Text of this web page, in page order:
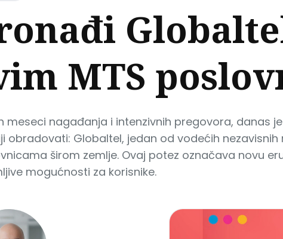
MTS
meseci nagađanja i intenzivnih pregovora, danas
obradovati: Globaltel, jedan od vodećih
širom zemlje. Ovaj potez označava novu
mogućnosti za korisnike.